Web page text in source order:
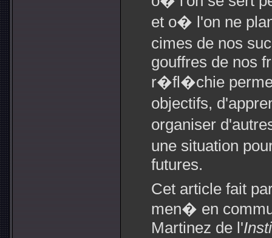
et o� l'on ne
cimes de nos
gouffres de nos
r�fl�chie
objectifs,
organiser
une situation
futures.
Cet article fait
men� en
Martinez de l'